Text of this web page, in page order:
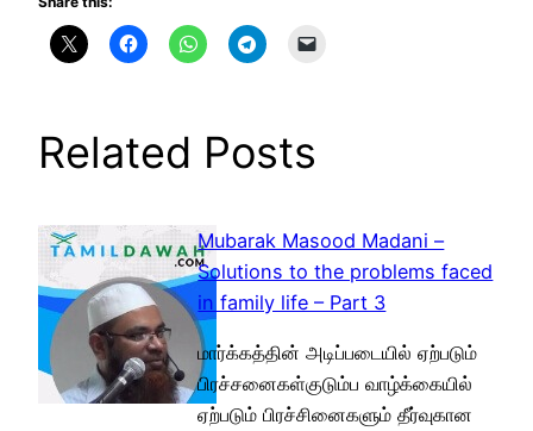
Related Posts
Mubarak Masood Madani –
Solutions to the problems faced
in family life – Part 3
மார்க்கத்தின் அடிப்படையில் ஏற்படும்
பிரச்சனைகள்குடும்ப வாழ்க்கையில்
ஏற்படும் பிரச்சினைகளும் தீர்வுகான